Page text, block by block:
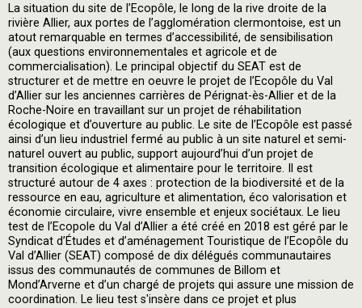
La situation du site de l’Ecopôle, le long de la rive droite de la
rivière Allier, aux portes de l’agglomération clermontoise, est un
atout remarquable en termes d’accessibilité, de sensibilisation
(aux questions environnementales et agricole et de
commercialisation). Le principal objectif du SEAT est de
structurer et de mettre en oeuvre le projet de l’Ecopôle du Val
d’Allier sur les anciennes carrières de Pérignat-ès-Allier et de la
Roche-Noire en travaillant sur un projet de réhabilitation
écologique et d’ouverture au public. Le site de l’Ecopôle est passé
ainsi d’un lieu industriel fermé au public à un site naturel et semi-
naturel ouvert au public, support aujourd’hui d’un projet de
transition écologique et alimentaire pour le territoire. Il est
structuré autour de 4 axes : protection de la biodiversité et de la
ressource en eau, agriculture et alimentation, éco valorisation et
économie circulaire, vivre ensemble et enjeux sociétaux. Le lieu
test de l’Ecopole du Val d’Allier a été créé en 2018 est géré par le
Syndicat d’Études et d’aménagement Touristique de l’Ecopôle du
Val d’Allier (SEAT) composé de dix délégués communautaires
issus des communautés de communes de Billom et
Mond’Arverne et d’un chargé de projets qui assure une mission de
coordination. Le lieu test s'insère dans ce projet et plus